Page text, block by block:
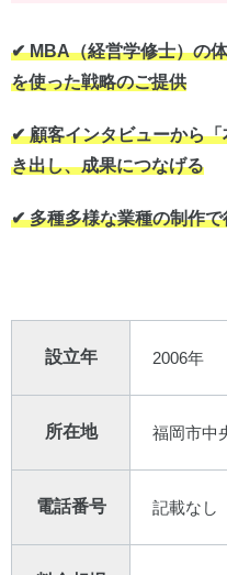
✔︎ MBA（経営学修士）の
を使った戦略のご提供
✔︎ 顧客インタビューから
き出し、成果につなげる
✔︎ 多種多様な業種の制作
設立年 2006年
所在地 福岡市中
電話番号 記載なし